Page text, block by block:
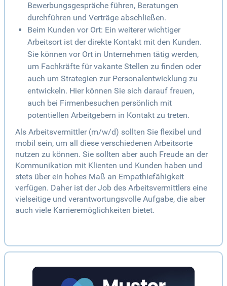
Bewerbungsgespräche führen, Beratungen
durchführen und Verträge abschließen.
Beim Kunden vor Ort: Ein weiterer wichtiger
Arbeitsort ist der direkte Kontakt mit den Kunden.
Sie können vor Ort in Unternehmen tätig werden,
um Fachkräfte für vakante Stellen zu finden oder
auch um Strategien zur Personalentwicklung zu
entwickeln. Hier können Sie sich darauf freuen,
auch bei Firmenbesuchen persönlich mit
potentiellen Arbeitgebern in Kontakt zu treten.
Als Arbeitsvermittler (m/w/d) sollten Sie flexibel und
mobil sein, um all diese verschiedenen Arbeitsorte
nutzen zu können. Sie sollten aber auch Freude an der
Kommunikation mit Klienten und Kunden haben und
stets über ein hohes Maß an Empathiefähigkeit
verfügen. Daher ist der Job des Arbeitsvermittlers eine
vielseitige und verantwortungsvolle Aufgabe, die aber
auch viele Karrieremöglichkeiten bietet.